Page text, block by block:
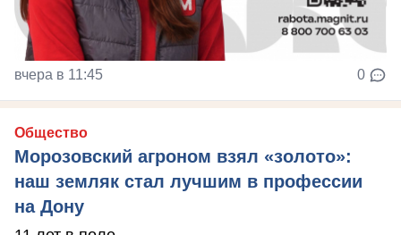
вчера в 11:45 0
Общество
Морозовский агроном взял «золото»:
наш земляк стал лучшим в профессии
на Дону